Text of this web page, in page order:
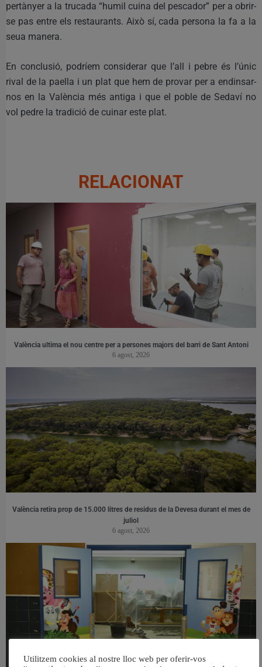
pertànyer a la trucada “humil cuina del pescador” per a obrir-
se pas entre els restaurants. Això sí, cada persona la fa a la
seua manera.
En conclusió, podríem considerar que l’all i pebre és l’únic
rival de la paella i un plat que hem de provar per a endinsar-
nos en la València més antiga i que el poble de Sedaví no
vol pedre la tradició de cuinar este plat.
RELACIONAT
València ultima el nou centre per a persones majors del barri de Sant Antoni
6 agost, 2026
València retira prop de 15.000 litres de residus de la Devesa durant el mes de
juliol
6 agost, 2026
Utilitzem cookies al nostre lloc web per oferir-vos